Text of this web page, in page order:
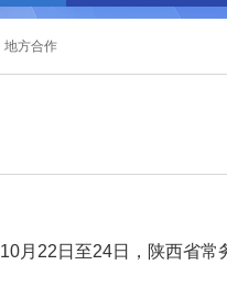
地方合作
10月22日至24日，陕西省常